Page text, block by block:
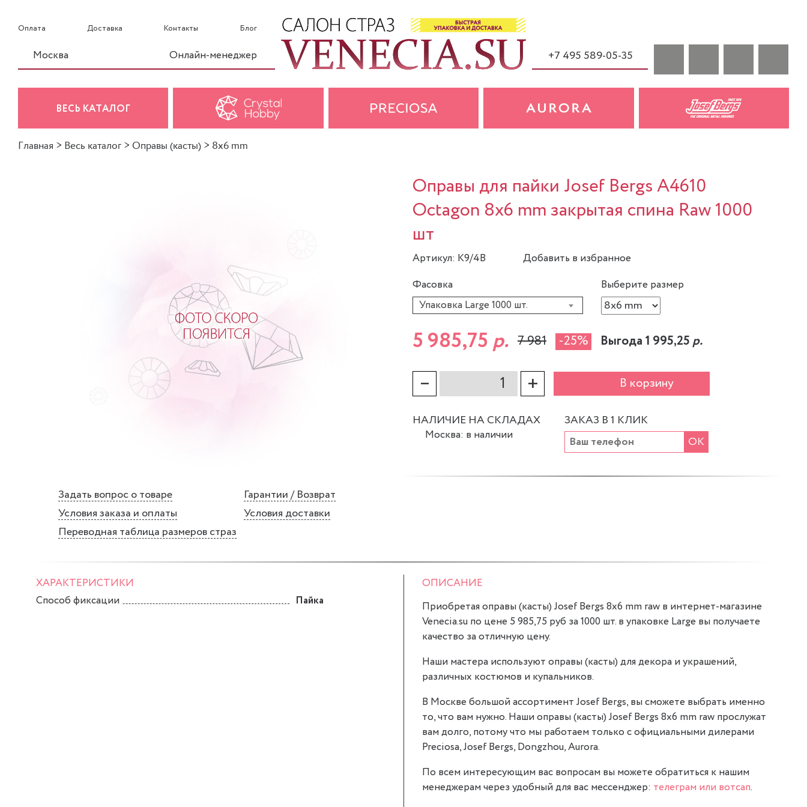
Оплата Доставка Контакты Блог
Москва Онлайн-менеджер +7 495 589-05-35
ВЕСЬ КАТАЛОГ
Главная > Весь каталог > Оправы (касты) > 8x6 mm
Задать вопрос о товаре
Гарантии / Возврат
Условия заказа и оплаты
Условия доставки
Переводная таблица размеров страз
Оправы для пайки Josef Bergs A4610
Octagon 8x6 mm закрытая спина Raw 1000
шт
Артикул: K9/4B
Добавить в избранное
Фасовка
Упаковка Large 1000 шт.
Выберите размер
5 985,75 р. 7 981 -25% Выгода 1 995,25р.
– + В корзину
НАЛИЧИЕ НА СКЛАДАХ
Москва: в наличии
ЗАКАЗ В 1 КЛИК
ОК
ХАРАКТЕРИСТИКИ
Способ фиксации
Пайка
ОПИСАНИЕ
Приобретая оправы (касты) Josef Bergs 8x6 mm raw в интернет-магазине
Venecia.su по цене 5 985,75 руб за 1000 шт. в упаковке Large вы получаете
качество за отличную цену.
Наши мастера используют оправы (касты) для декора и украшений,
различных костюмов и купальников.
В Москве большой ассортимент Josef Bergs, вы сможете выбрать именно
то, что вам нужно. Наши оправы (касты) Josef Bergs 8x6 mm raw прослужат
вам долго, потому что мы работаем только с официальными дилерами
Preciosa, Josef Bergs, Dongzhou, Aurora.
По всем интересующим вас вопросам вы можете обратиться к нашим
менеджерам через удобный для вас мессенджер: телеграм или вотсап.